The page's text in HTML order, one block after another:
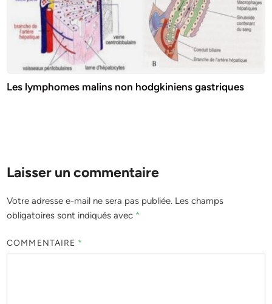
Les lymphomes malins non hodgkiniens gastriques
Laisser un commentaire
Votre adresse e-mail ne sera pas publiée. Les champs
obligatoires sont indiqués avec *
COMMENTAIRE *